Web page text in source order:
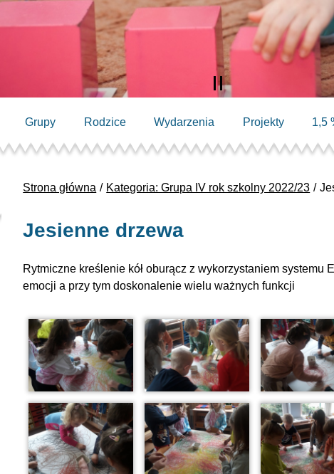
Grupy Rodzice Wydarzenia Projekty 1,5
Strona główna Kategoria: Grupa IV rok szkolny 2022/23
Jesienne drzewa
Rytmiczne kreślenie kół oburącz z wykorzystaniem
emocji a przy tym doskonalenie wielu ważnych funkcji